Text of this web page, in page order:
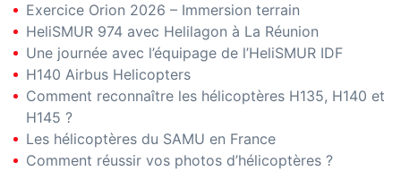
Exercice Orion 2026 – Immersion terrain
HeliSMUR 974 avec Helilagon à La Réunion
Une journée avec l’équipage de l’HeliSMUR IDF
H140 Airbus Helicopters
Comment reconnaître les hélicoptères H135, H140 et
H145 ?
Les hélicoptères du SAMU en France
Comment réussir vos photos d’hélicoptères ?